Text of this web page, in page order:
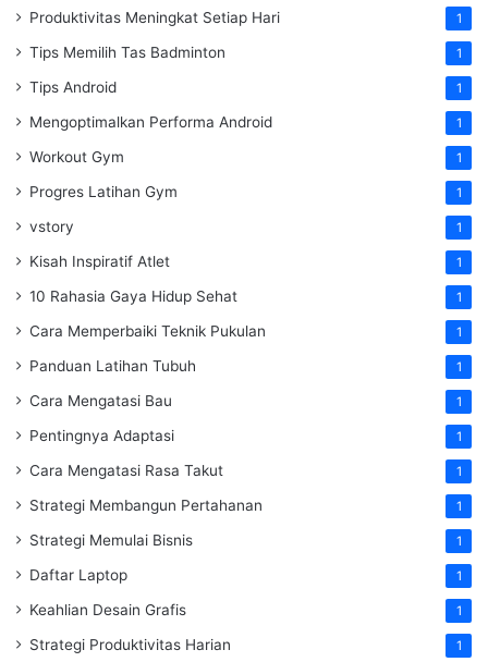
Produktivitas Meningkat Setiap Hari 1
Tips Memilih Tas Badminton 1
Tips Android 1
Mengoptimalkan Performa Android 1
Workout Gym 1
Progres Latihan Gym 1
vstory 1
Kisah Inspiratif Atlet 1
10 Rahasia Gaya Hidup Sehat 1
Cara Memperbaiki Teknik Pukulan 1
Panduan Latihan Tubuh 1
Cara Mengatasi Bau 1
Pentingnya Adaptasi 1
Cara Mengatasi Rasa Takut 1
Strategi Membangun Pertahanan 1
Strategi Memulai Bisnis 1
Daftar Laptop 1
Keahlian Desain Grafis 1
Strategi Produktivitas Harian 1